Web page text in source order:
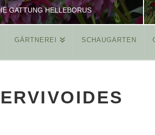
GATTUNG HELLEBORUS
REINHARD
MÄRZ 26, 2015
GÄRTNEREI SCHAUGARTEN